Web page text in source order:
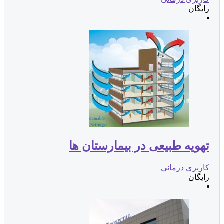
طبیعی در بیمارستان ها
درمانی